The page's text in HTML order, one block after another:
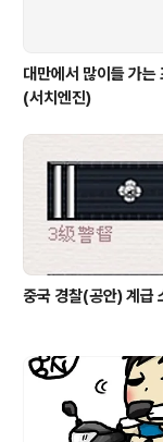
대만에서 많이들 가는
(서치엔진)
중국 경찰(공안) 계급